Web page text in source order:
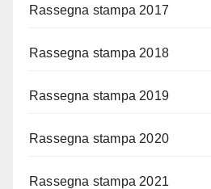
Rassegna stampa 2017
Rassegna stampa 2018
Rassegna stampa 2019
Rassegna stampa 2020
Rassegna stampa 2021